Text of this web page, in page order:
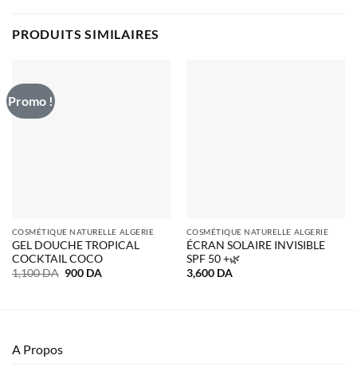
PRODUITS SIMILAIRES
Promo !
COSMÉTIQUE NATURELLE ALGERIE
GEL DOUCHE TROPICAL
COCKTAIL COCO
1,100DA Le
900 DALe
COSMÉTIQUE NATURELLE ALGERIE
ÉCRAN SOLAIRE INVISIBLE
SPF 50 +🌿
3,600 DA
A Propos